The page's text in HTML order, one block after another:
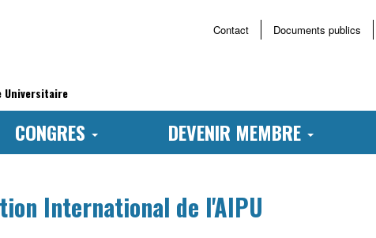
Universitaire
Documents publics
Contact
CONGRES DEVENIR MEMBRE
International de l'AIPU